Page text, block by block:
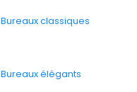
Bureaux classiques
Bureaux élégants